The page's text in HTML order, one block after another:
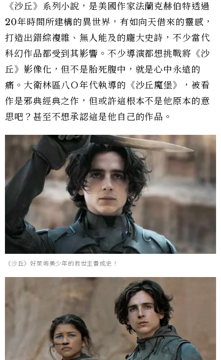
《沙丘》系列小說，是美國作家法蘭克赫伯特透過
20年時間所建構的異世界，有如向天借來的靈感，
打造出錯綜複雜、無人能及的龐大史詩，不少當代
科幻作品都受到其影響。不少導演都想挑戰將《沙
丘》影像化，但不是胎死腹中，就是心中永遠的
痛。大衛林區八Ｏ年代執導的《沙丘魔堡》，被看
作是邪典經典之作，但或許這根本不是他原本的意
思吧？甚至不想承認這是他自己的作品。
《沙丘》好萊塢美少年的救世主養成史！